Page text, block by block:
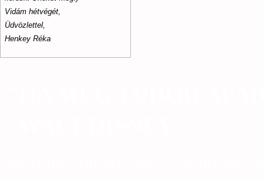
Vidám hétvégét,
Üdvözlettel,
Henkey Réka